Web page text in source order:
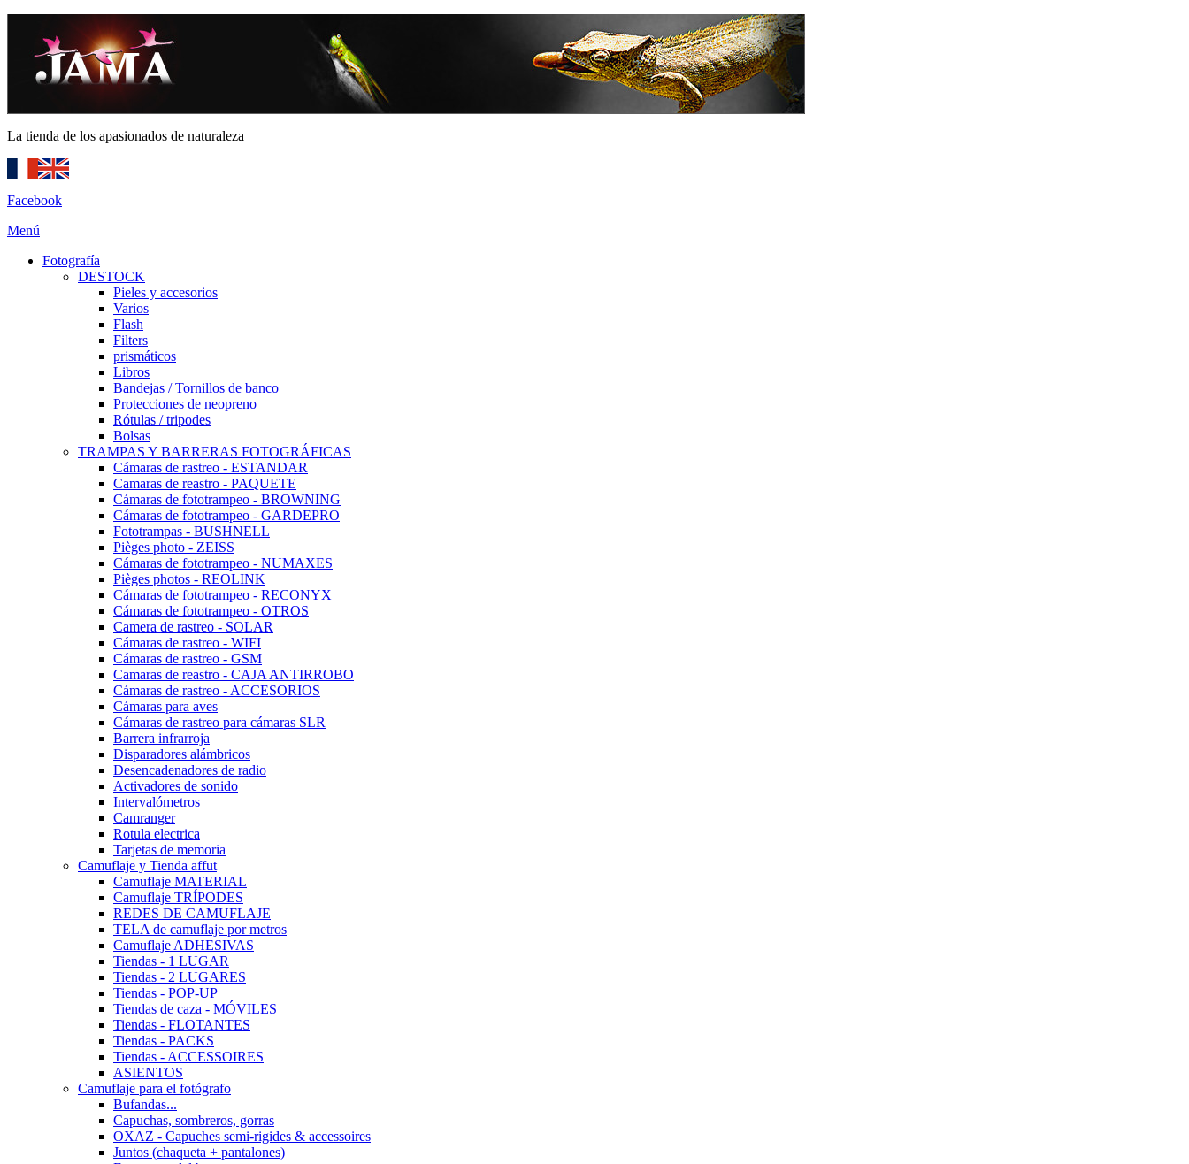
La tienda de los apasionados de naturaleza
Facebook
Menú
Fotografía
DESTOCK
Pieles y accesorios
Varios
Flash
Filters
prismáticos
Libros
Bandejas / Tornillos de banco
Protecciones de neopreno
Rótulas / tripodes
Bolsas
TRAMPAS Y BARRERAS FOTOGRÁFICAS
Cámaras de rastreo - ESTANDAR
Camaras de reastro - PAQUETE
Cámaras de fototrampeo - BROWNING
Cámaras de fototrampeo - GARDEPRO
Fototrampas - BUSHNELL
Pièges photo - ZEISS
Cámaras de fototrampeo - NUMAXES
Pièges photos - REOLINK
Cámaras de fototrampeo - RECONYX
Cámaras de fototrampeo - OTROS
Camera de rastreo - SOLAR
Cámaras de rastreo - WIFI
Cámaras de rastreo - GSM
Camaras de reastro - CAJA ANTIRROBO
Cámaras de rastreo - ACCESORIOS
Cámaras para aves
Cámaras de rastreo para cámaras SLR
Barrera infrarroja
Disparadores alámbricos
Desencadenadores de radio
Activadores de sonido
Intervalómetros
Camranger
Rotula electrica
Tarjetas de memoria
Camuflaje y Tienda affut
Camuflaje MATERIAL
Camuflaje TRÍPODES
REDES DE CAMUFLAJE
TELA de camuflaje por metros
Camuflaje ADHESIVAS
Tiendas - 1 LUGAR
Tiendas - 2 LUGARES
Tiendas - POP-UP
Tiendas de caza - MÓVILES
Tiendas - FLOTANTES
Tiendas - PACKS
Tiendas - ACCESSOIRES
ASIENTOS
Camuflaje para el fotógrafo
Bufandas...
Capuchas, sombreros, gorras
OXAZ - Capuches semi-rigides & accessoires
Juntos (chaqueta + pantalones)